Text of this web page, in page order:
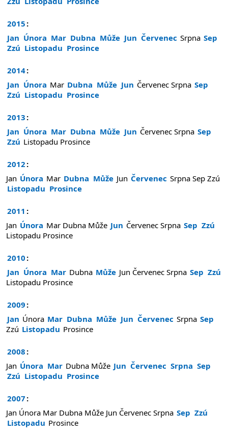
2015 :
Jan Února Mar Dubna Může Jun Červenec Srpna Sep
Zzú Listopadu Prosince
2014:
Jan Února Mar Dubna Může Jun Červenec Srpna Sep
Zzú Listopadu Prosince
2013 :
Jan Února Mar Dubna Může Jun Červenec Srpna Sep
Zzú Listopadu Prosince
2012 :
Jan Února Mar Dubna Může Jun Červenec Srpna Sep Zzú
Listopadu Prosince
2011 :
Jan Února Mar Dubna Může Jun Červenec Srpna Sep Zzú
Listopadu Prosince
2010 :
Jan Února Mar Dubna Může Jun Červenec Srpna Sep Zzú
Listopadu Prosince
2009 :
Jan Února Mar Dubna Může Jun Červenec Srpna Sep
Zzú Listopadu Prosince
2008 :
Jan Února Mar Dubna Může Jun Červenec Srpna Sep
Zzú Listopadu Prosince
2007 :
Jan Února Mar Dubna Může Jun Červenec Srpna Sep Zzú
Listopadu Prosince